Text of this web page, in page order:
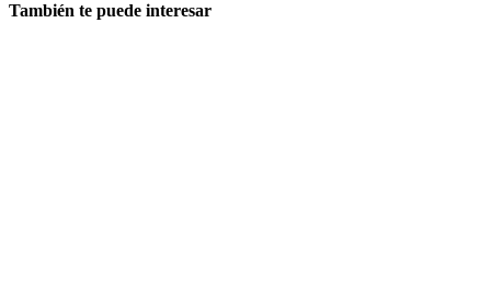
También te puede interesar